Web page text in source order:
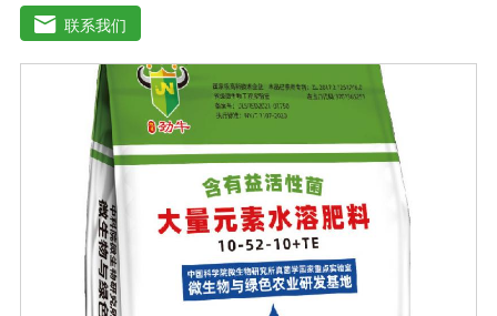
基葡萄糖的含量为1000 mg/L，高糖DMEM培养基葡萄糖的
含量为4500 mg/L。DMEM早期用来培养鼠胚胎细胞。如今
DMEM培养基广泛应用于普通和转化的鼠细胞和鸡细胞的
无血清培养
联系我们